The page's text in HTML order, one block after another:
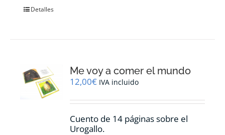
Detalles
Me voy a comer el mundo
12,00€ IVA incluido
Cuento de 14 páginas sobre el
Urogallo.